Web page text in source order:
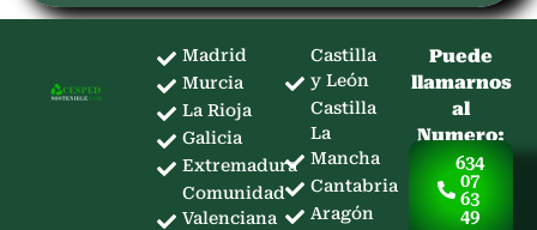
Madrid
Murcia
La Rioja
Galicia
Extremadura
Comunidad
Valenciana
Castilla
y León
Castilla
La
Mancha
Cantabria
Aragón
Puede
llamarnos
al
Numero:
634
07
63
49